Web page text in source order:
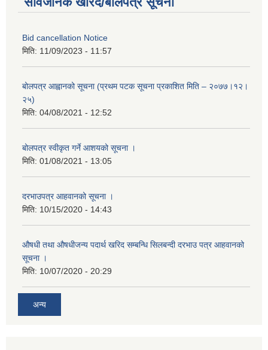
Bid cancellation Notice
मिति: 11/09/2023 - 11:57
बोलपत्र आह्वानको सूचना (प्रथम पटक सूचना प्रकाशित मिति – २०७७।१२।
२५)
मिति: 04/08/2021 - 12:52
बोलपत्र स्वीकृत गर्ने आशयको सूचना ।
मिति: 01/08/2021 - 13:05
दरभाउपत्र आहवानको सूचना ।
मिति: 10/15/2020 - 14:43
औषधी तथा औषधीजन्य पदार्थ खरिद सम्बन्धि सिलबन्दी दरभाउ पत्र आहवानको
सूचना ।
मिति: 10/07/2020 - 20:29
अन्य